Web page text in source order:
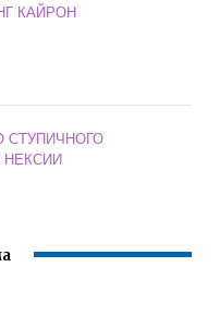
КАЙРОН
СТУПИЧНОГО